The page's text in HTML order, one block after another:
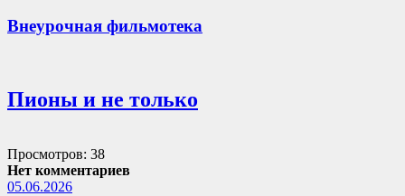
Внеурочная фильмотека
Пионы и не только
Просмотров: 38
Нет комментариев
05.06.2026